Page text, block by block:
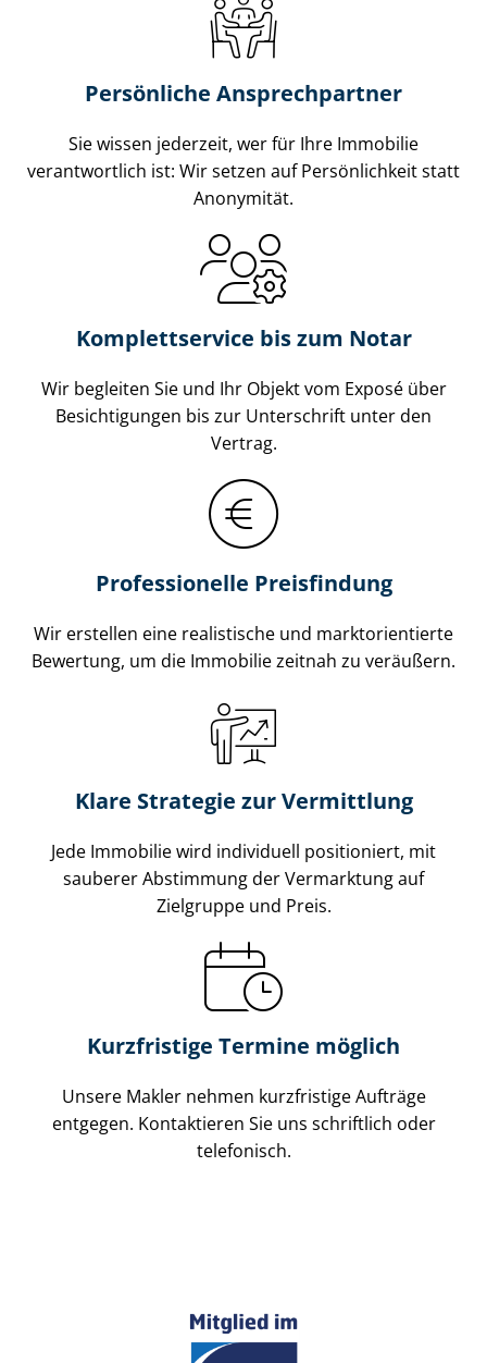
Persönliche Ansprechpartner
Sie wissen jederzeit, wer für Ihre Immobilie
verantwortlich ist: Wir setzen auf Persönlichkeit statt
Anonymität.
Komplettservice bis zum Notar
Wir begleiten Sie und Ihr Objekt vom Exposé über
Besichtigungen bis zur Unterschrift unter den
Vertrag.
Professionelle Preisfindung
Wir erstellen eine realistische und markt­ori­en­tier­te
Bewertung, um die Immobilie zeitnah zu veräußern.
Klare Strategie zur Vermittlung
Jede Immobilie wird individuell positioniert, mit
sauberer Abstimmung der Vermarktung auf
Zielgruppe und Preis.
Kurzfristige Termine möglich
Unsere Makler nehmen kurzfristige Aufträge
entgegen. Kontaktieren Sie uns schriftlich oder
telefonisch.